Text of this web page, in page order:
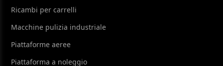
Ricambi per carrelli
Macchine pulizia industriale
Piattaforme aeree
Piattaforma a noleggio